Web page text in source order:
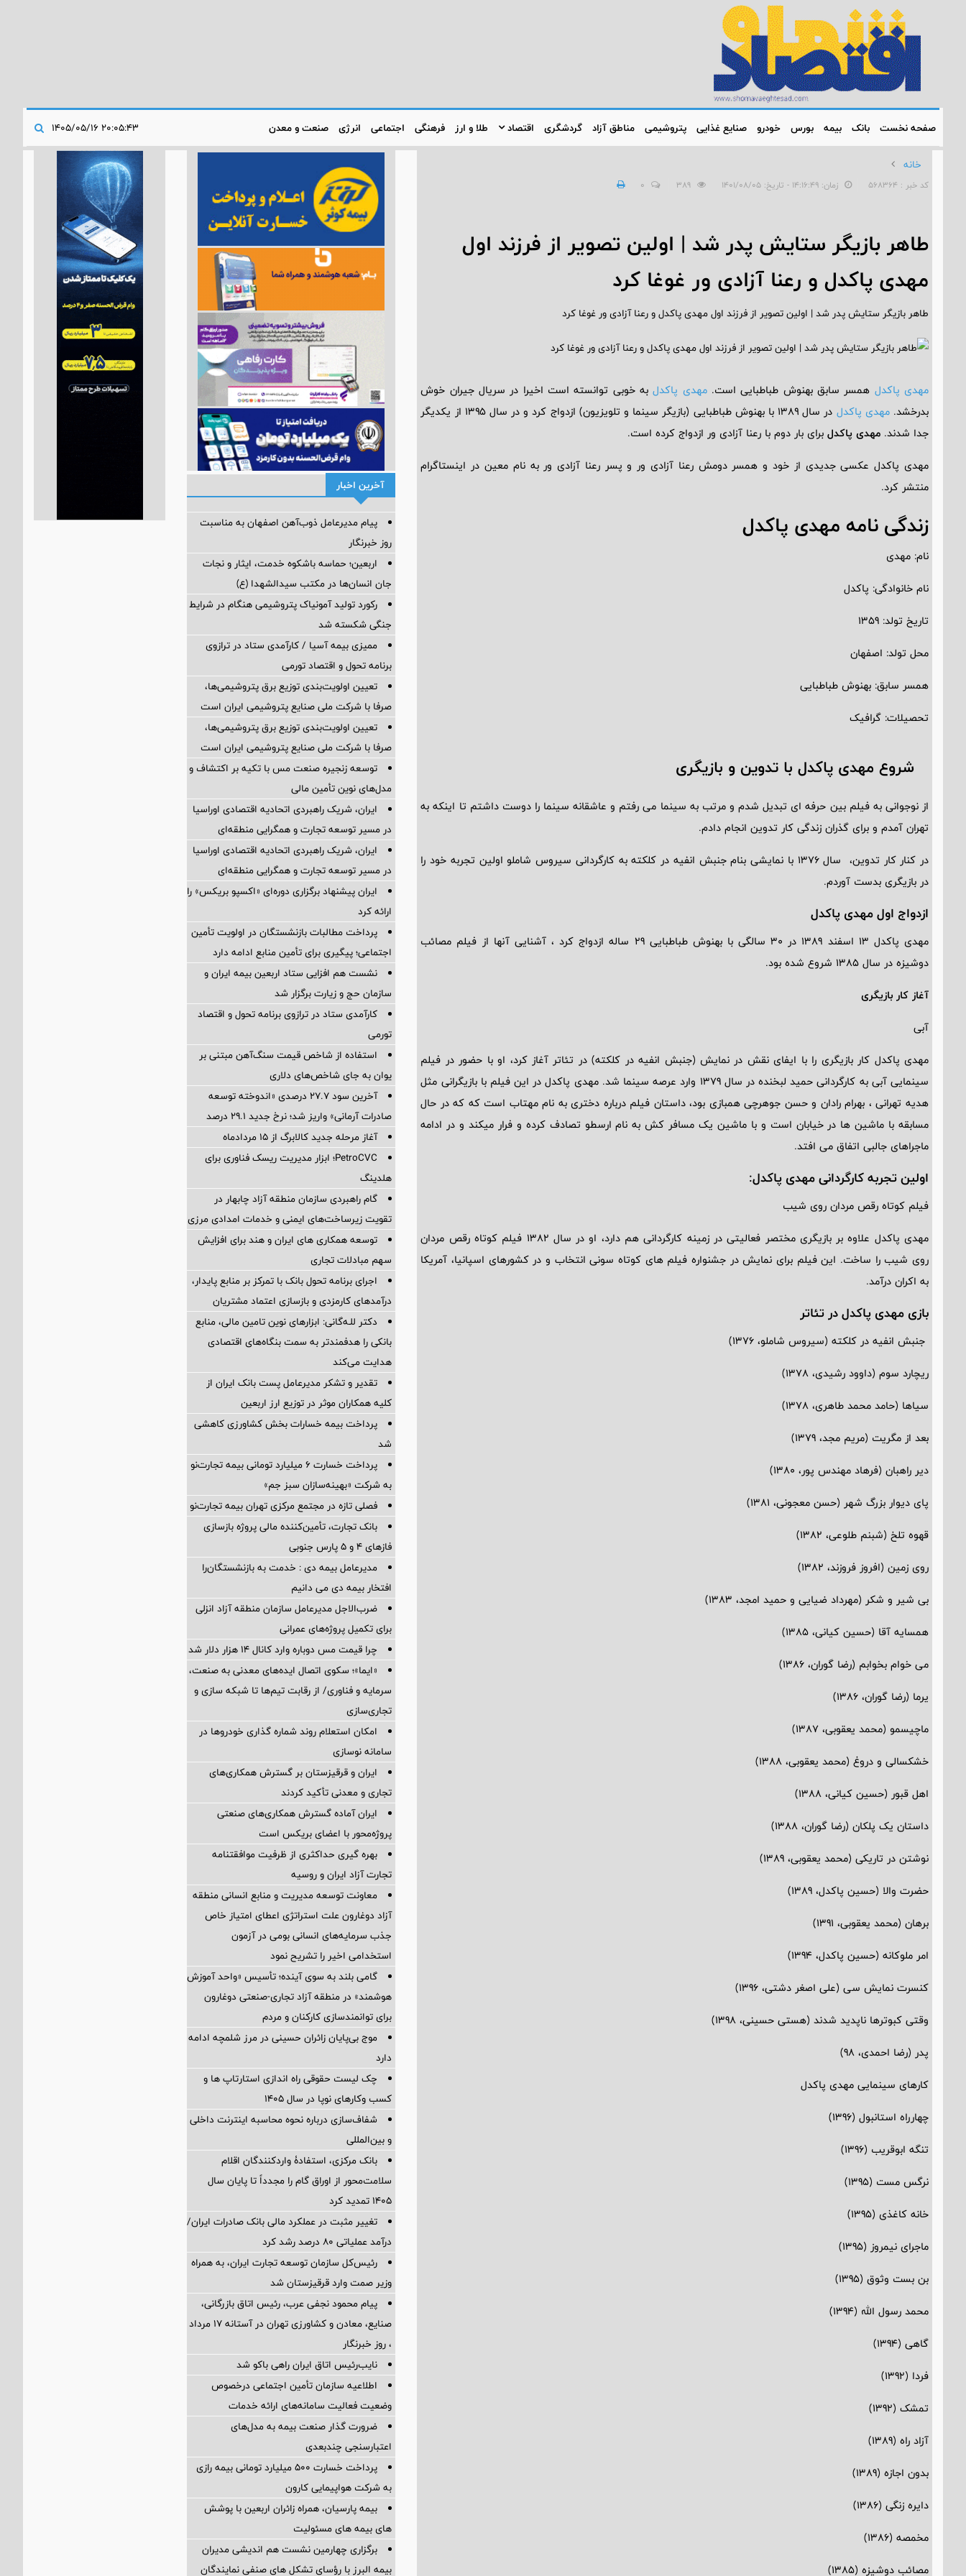
صفحه نخست بانک بیمه بورس خودرو صنایع غذایی پتروشیمی مناطق آزاد گردشگری اقتصاد طلا و ارز فرهنگی اجتماعی انرژی صنعت و معدن
خانه
کد خبر : 568364 زمان: ۱۴:۱۶:۴۹ - تاریخ: ۱۴۰۱/۰۸/۰۵ 0
طاهر بازیگر ستایش پدر شد | اولین تصویر از فرزند اول
مهدی پاکدل و رعنا آزادی ور غوغا کرد
طاهر بازیگر ستایش پدر شد | اولین تصویر از فرزند اول مهدی پاکدل و رعنا آزادی ور غوغا کرد
مهدی پاکدل همسر سابق بهنوش طباطبایی است.مهدی پاکدلبه خوبی توانسته است اخیرا در سریال جیران خوش
بدرخشد.مهدی پاکدل
در سال ۱۳۸۹ با بهنوش طباطبایی (بازیگر سینما و تلویزیون) ازدواج کرد و در سال ۱۳۹۵ از یکدیگر
جدا شدند. مهدی پاکدل برای بار دوم با رعنا آزادی ور ازدواج کرده است.
مهدی پاکدل عکسی جدیدی از خود و همسر دومش رعنا آزادی ور و پسر رعنا آزادی ور به نام معین در اینستاگرام
منتشر کرد.
زندگی نامه مهدی پاکدل
نام: مهدی
نام خانوادگی: پاکدل
تاریخ تولد: 1359
محل تولد: اصفهان
همسر سابق: بهنوش طباطبایی
تحصیلات: گرافیک
شروع مهدی پاکدل با تدوین و بازیگری
از نوجوانی به فیلم بین حرفه ای تبدیل شدم و مرتب به سینما می رفتم و عاشقانه سینما را دوست داشتم تا اینکه به
تهران آمدم و برای گذران زندگی کار تدوین انجام دادم.
در کنار کار تدوین، سال 1376 با نمایشی بنام جنبش انفیه در کلکته به کارگردانی سیروس شاملو اولین تجربه خود را
در بازیگری بدست آوردم.
ازدواج اول مهدی پاکدل
مهدی پاکدل 13 اسفند 1389 در 30 سالگی با بهنوش طباطبایی 29 ساله ازدواج کرد ، آشنایی آنها از فیلم مصائب
دوشیزه در سال 1385 شروع شده بود.
آغاز کار بازیگری
آبی
مهدی پاکدل کار بازیگری را با ایفای نقش در نمایش (جنبش انفیه در کلکته) در تئاتر آغاز کرد، او با حضور در فیلم
سینمایی آبی به کارگردانی حمید لبخنده در سال 1379 وارد عرصه سینما شد. مهدی پاکدل در این فیلم با بازیگرانی مثل
هدیه تهرانی ، بهرام رادان و حسن جوهرچی همبازی بود، داستان فیلم درباره دختری به نام مهتاب است که که در حال
مسابقه با ماشین ها در خیابان است و با ماشین یک مسافر کش به نام ارسطو تصادف کرده و فرار میکند و در ادامه
ماجراهای جالبی اتفاق می افتد.
اولین تجربه کارگردانی مهدی پاکدل:
فیلم کوتاه رقص مردان روی شیب
مهدی پاکدل علاوه بر بازیگری مختصر فعالیتی در زمینه کارگردانی هم دارد، او در سال 1382 فیلم کوتاه رقص مردان
روی شیب را ساخت. این فیلم برای نمایش در جشنواره فیلم های کوتاه سونی انتخاب و در کشورهای اسپانیا، آمریکا
به اکران درآمد.
بازی مهدی پاکدل در تئاتر
جنبش انفیه در کلکته (سیروس شاملو، 1376)
ریچارد سوم (داوود رشیدی، 1378)
سیاها (حامد محمد طاهری، 1378)
بعد از مگریت (مریم مجد، 1379)
دیر راهبان (فرهاد مهندس پور، 1380)
پای دیوار بزرگ شهر (حسن معجونی، 1381)
قهوه تلخ (شبنم طلوعی، 1382)
روی زمین (افروز فروزند، 1382)
بی شیر و شکر (مهرداد ضیایی و حمید امجد، 1383)
همسایه آقا (حسین کیانی، 1385)
می خوام بخوابم (رضا گوران، 1386)
یرما (رضا گوران، 1386)
ماچیسمو (محمد یعقوبی، 1387)
خشکسالی و دروغ (محمد یعقوبی، 1388)
اهل قبور (حسین کیانی، 1388)
داستان یک پلکان (رضا گوران، 1388)
نوشتن در تاریکی (محمد یعقوبی، 1389)
حضرت والا (حسین پاکدل، 1389)
برهان (محمد یعقوبی، 1391)
امر ملوکانه (حسین پاکدل، 1394)
کنسرت نمایش سی (علی اصغر دشتی، 1396)
وقتی کبوترها ناپدید شدند (هستی حسینی، 1398)
پدر (رضا احمدی، 98)
کارهای سینمایی مهدی پاکدل
چهارراه استانبول (1396)
تنگه ابوقریب (1396)
نرگس مست (1395)
خانه کاغذی (1395)
ماجرای نیمروز (1395)
بن بست وثوق (1395)
محمد رسول الله (1394)
گاهی (1394)
فردا (1392)
تمشک (1392)
آزاد راه (1389)
بدون اجازه (1389)
دایره زنگی (1386)
مخمصه (1386)
مصائب دوشیزه (1385)
آخرین اخبار
پیام مدیرعامل ذوب‌آهن اصفهان به مناسبت
روز خبرنگار
اربعین؛ حماسه باشکوه خدمت، ایثار و نجات
جان انسان‌ها در مکتب سیدالشهدا (ع)
رکورد تولید آمونیاک پتروشیمی هنگام در شرایط
جنگی شکسته شد
ممیزی بیمه آسیا / کارآمدی ستاد در ترازوی
برنامه تحول و اقتصاد تورمی
تعیین اولویت‌بندی توزیع برق پتروشیمی‌ها،
صرفا با شرکت ملی صنایع پتروشیمی ایران است
تعیین اولویت‌بندی توزیع برق پتروشیمی‌ها،
صرفا با شرکت ملی صنایع پتروشیمی ایران است
توسعه زنجیره صنعت مس با تکیه بر اکتشاف و
مدل‌های نوین تأمین مالی
ایران، شریک راهبردی اتحادیه اقتصادی اوراسیا
در مسیر توسعه تجارت و همگرایی منطقه‌ای
ایران، شریک راهبردی اتحادیه اقتصادی اوراسیا
در مسیر توسعه تجارت و همگرایی منطقه‌ای
ایران پیشنهاد برگزاری دوره‌ای «اکسپو بریکس» را
ارائه کرد
پرداخت مطالبات بازنشستگان در اولویت تأمین
اجتماعی؛ پیگیری برای تأمین منابع ادامه دارد
نشست هم افزایی ستاد اربعین بیمه ایران و
سازمان حج و زیارت برگزار شد
کارآمدی ستاد در ترازوی برنامه تحول و اقتصاد
تورمی
استفاده از شاخص قیمت سنگ‌آهن مبتنی بر
یوان به جای شاخص‌های دلاری
آخرین سود ۲۷.۷ درصدی «اندوخته توسعه
صادرات آرمانی» واریز شد؛ نرخ جدید ۲۹.۱ درصد
آغاز مرحله جدید کالابرگ از ۱۵ مردادماه
PetroCVC؛ ابزار مدیریت ریسک فناوری برای
هلدینگ
گام راهبردی سازمان منطقه آزاد چابهار در
تقویت زیرساخت‌های ایمنی و خدمات امدادی مرزی
توسعه همکاری های ایران و هند برای افزایش
سهم مبادلات تجاری
اجرای برنامه تحول بانک با تمرکز بر منابع پایدار،
درآمدهای کارمزدی و بازسازی اعتماد مشتریان
دکتر للـه‌گانی: ابزارهای نوین تامین مالی، منابع
بانکی را هدفمندتر به سمت بنگاه‌های اقتصادی
هدایت می‌کند
تقدیر و تشکر مدیرعامل پست بانک ایران از
کلیه همکاران موثر در توزیع ارز اربعین
پرداخت بیمه خسارات بخش کشاورزی کاهشی
شد
پرداخت خسارت ۶ میلیارد تومانی بیمه تجارت‌نو
به شرکت «بهینه‌سازان سبز جم»
فصلی تازه در مجتمع مرکزی تهران بیمه تجارت‌نو
بانک تجارت، تأمین‌کننده مالی پروژه بازسازی
فازهای ۴ و ۵ پارس جنوبی
مدیرعامل بیمه دی : خدمت به بازنشستگان‌را
افتخار بیمه دی می دانیم
ضرب‌الاجل مدیرعامل سازمان منطقه آزاد انزلی
برای تكمیل پروژه‌های عمرانی
چرا قیمت مس دوباره وارد کانال ۱۴ هزار دلار شد
«ایما»؛ سکوی اتصال ایده‌های معدنی به صنعت،
سرمایه و فناوری/ از رقابت تیم‌ها تا شبکه سازی و
تجاری‌سازی
امکان استعلام روند شماره گذاری خودروها در
سامانه نوسازی
ایران و قرقیزستان بر گسترش همکاری‌های
تجاری و معدنی تأکید کردند
ایران آماده گسترش همکاری‌های صنعتی
پروژه‌محور با اعضای بریکس است
بهره گیری حداکثری از ظرفیت موافقتنامه
تجارت آزاد ایران و روسیه
معاونت توسعه مدیریت و منابع انسانی منطقه
آزاد دوغارون علت استراتژی اعطای امتیاز خاص
جذب سرمایه‌های انسانی بومی در آزمون
استخدامی اخیر را تشریح نمود
گامی بلند به سوی آینده؛ تأسیس «واحد آموزش
هوشمند» در منطقه آزاد تجاری-صنعتی دوغارون
برای توانمندسازی کارکنان و مردم
موج بی‌پایان زائران حسینی در مرز شلمچه ادامه
دارد
چک لیست حقوقی راه اندازی استارتاپ ها و
کسب وکارهای نوپا در سال ۱۴۰۵
شفاف‌سازی درباره نحوه محاسبه اینترنت داخلی
و بین‌المللی
بانک مرکزی، استفادۀ واردکنندگان اقلام
سلامت‌محور از اوراق گام را مجدداً تا پایان سال
۱۴۰۵ تمدید کرد
تغییر مثبت در عملکرد مالی بانک صادرات ایران/
درآمد عملیاتی 80 درصد رشد کرد
رئیس‌کل سازمان توسعه تجارت ایران، به همراه
وزیر صمت وارد قرقیزستان شد
پیام محمود نجفی عرب، رئیس اتاق بازرگانی،
صنایع، معادن و کشاورزی تهران در آستانه 17 مرداد
، روز خبرنگار
نایب‌رئیس اتاق ایران راهی باکو شد
اطلاعیه سازمان تأمین اجتماعی درخصوص
وضعیت فعالیت سامانه‌های ارائه خدمات
ضرورت گذار صنعت بیمه به مدل‌های
اعتبارسنجی چندبعدی
پرداخت خسارت ۵۰۰ میلیارد تومانی بیمه رازی
به شرکت هواپیمایی کارون
بیمه پارسیان، همراه زائران اربعین با پوشش
های بیمه های مسئولیت
برگزاری چهارمین نشست هم اندیشی مدیران
بیمه البرز با رؤسای تشکل های صنفی نمایندگان